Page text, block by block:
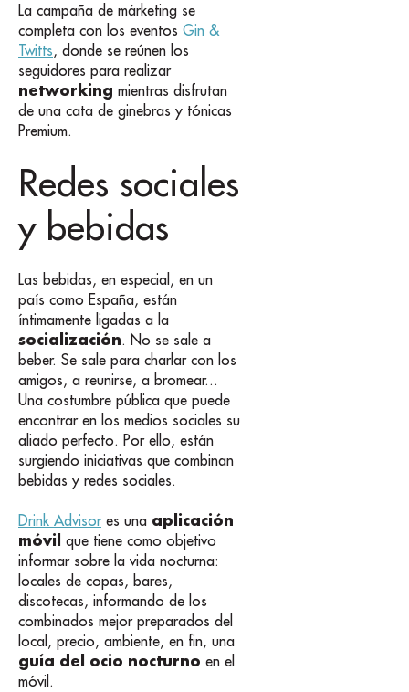
La campaña de márketing se
completa con los eventos Gin &
Twitts, donde se reúnen los
seguidores para realizar
networking mientras disfrutan
de una cata de ginebras y tónicas
Premium.
Redes sociales
y bebidas
Las bebidas, en especial, en un
país como España, están
íntimamente ligadas a la
socialización. No se sale a
beber. Se sale para charlar con los
amigos, a reunirse, a bromear...
Una costumbre pública que puede
encontrar en los medios sociales su
aliado perfecto. Por ello, están
surgiendo iniciativas que combinan
bebidas y redes sociales.
Drink Advisores una aplicación
móvil que tiene como objetivo
informar sobre la vida nocturna:
locales de copas, bares,
discotecas, informando de los
combinados mejor preparados del
local, precio, ambiente, en fin, una
guía del ocio nocturno en el
móvil.